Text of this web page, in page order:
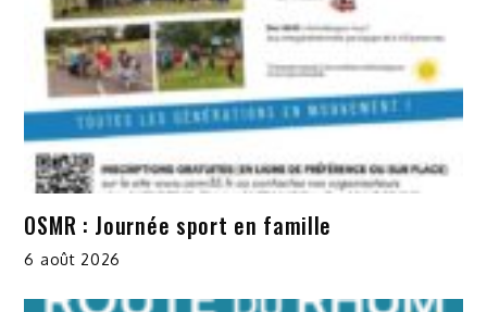
OSMR : Journée sport en famille
6 août 2026